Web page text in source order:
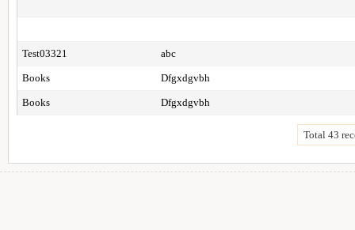
Test03321 abc
Books Dfgxdgvbh
Books Dfgxdgvbh
Total 43